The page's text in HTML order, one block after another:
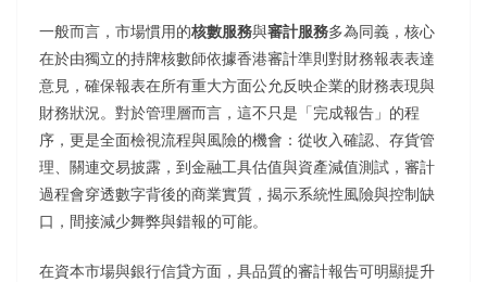
一般而言，市場慣用的核數服務與審計服務多為同義，核心
在於由獨立的持牌核數師依據香港審計準則對財務報表表達
意見，確保報表在所有重大方面公允反映企業的財務表現與
財務狀況。對於管理層而言，這不只是「完成報告」的程
序，更是全面檢視流程與風險的機會：從收入確認、存貨管
理、關連交易披露，到金融工具估值與資產減值測試，審計
過程會穿透數字背後的商業實質，揭示系統性風險與控制缺
口，間接減少舞弊與錯報的可能。
在資本市場與銀行信貸方面，具品質的審計報告可明顯提升